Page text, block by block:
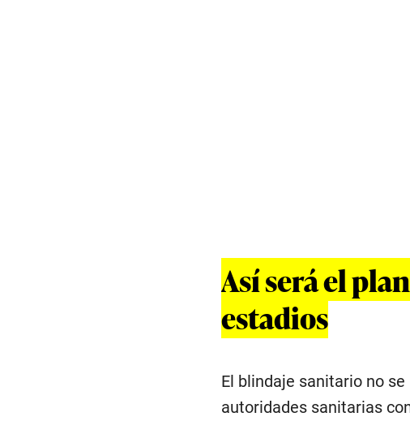
Así será el
estadios
El blindaje sanitario no
autoridades sanitarias